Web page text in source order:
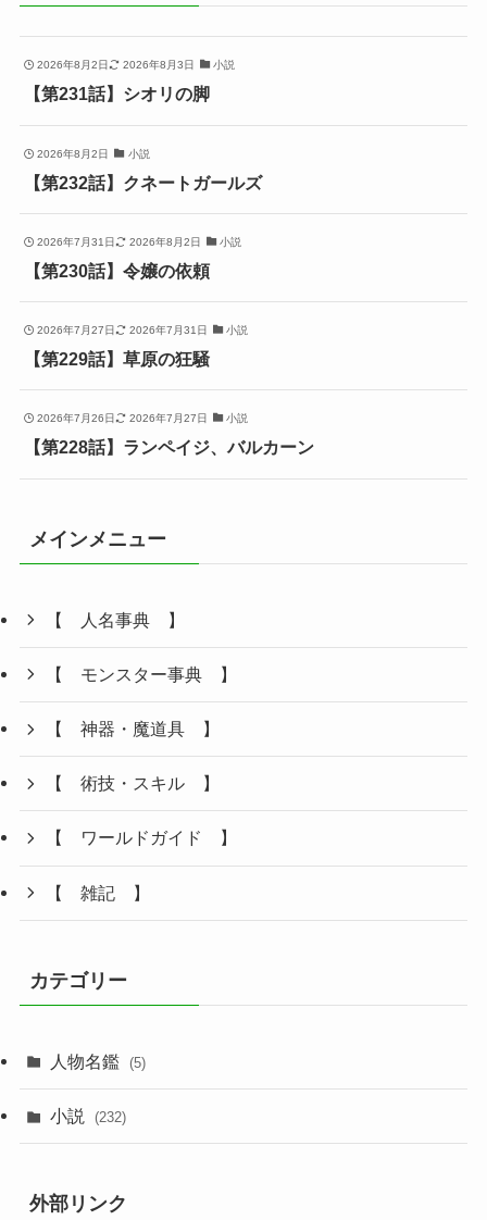
2026年8月2日 2026年8月3日 小説
【第231話】シオリの脚
2026年8月2日 小説
【第232話】クネートガールズ
2026年7月31日 2026年8月2日 小説
【第230話】令嬢の依頼
2026年7月27日 2026年7月31日 小説
【第229話】草原の狂騒
2026年7月26日 2026年7月27日 小説
【第228話】ランペイジ、バルカーン
メインメニュー
【 人名事典 】
【 モンスター事典 】
【 神器・魔道具 】
【 術技・スキル 】
【 ワールドガイド 】
【 雑記 】
カテゴリー
人物名鑑 (5)
小説 (232)
外部リンク